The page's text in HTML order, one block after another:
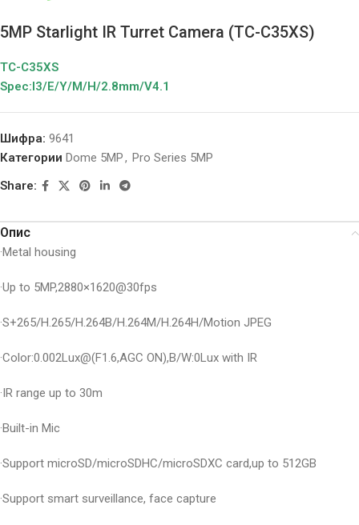
5MP Starlight IR Turret Camera (TC-C35XS)
TC-C35XS
Spec:I3/E/Y/M/H/2.8mm/V4.1
Шифра: 9641
Категории Dome 5MP, Pro Series 5MP
Share:
Опис
·Metal housing
·Up to 5MP,2880×1620@30fps
·S+265/H.265/H.264B/H.264M/H.264H/Motion JPEG
·Color:0.002Lux@(F1.6,AGC ON),B/W:0Lux with IR
·IR range up to 30m
·Built-in Mic
·Support microSD/microSDHC/microSDXC card,up to 512GB
·Support smart surveillance, face capture